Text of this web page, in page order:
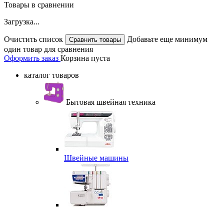
Товары в сравнении
Загрузка...
Очистить список
Добавьте еще минимум
один товар для сравнения
Оформить заказ Корзина пуста
каталог товаров
Бытовая швейная техника
Швейные машины